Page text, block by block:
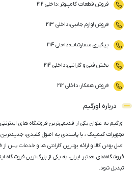
فروش قطعات کامپیوتر :داخلی ۲۱۲
فروش لوازم جانبی:داخلی ۲۱۳
پیگیری سفارشات:داخلی ۲۱۴
بخش فنی و گارانتی:داخلی ۲۱۴
فروش همکار :داخلی ۲۱۲
درباره اورگیم
تجهیزات گیمینگ ، با پایبندی به اصول کلیدی،
اصل‌ بودن کالا و ارائه بهترین گارانتی ها و خدمات پس
فروشگاه‌های معتبر ایران، به یکی از بزرگ‌ترین فروشگاه
تبدیل شود.